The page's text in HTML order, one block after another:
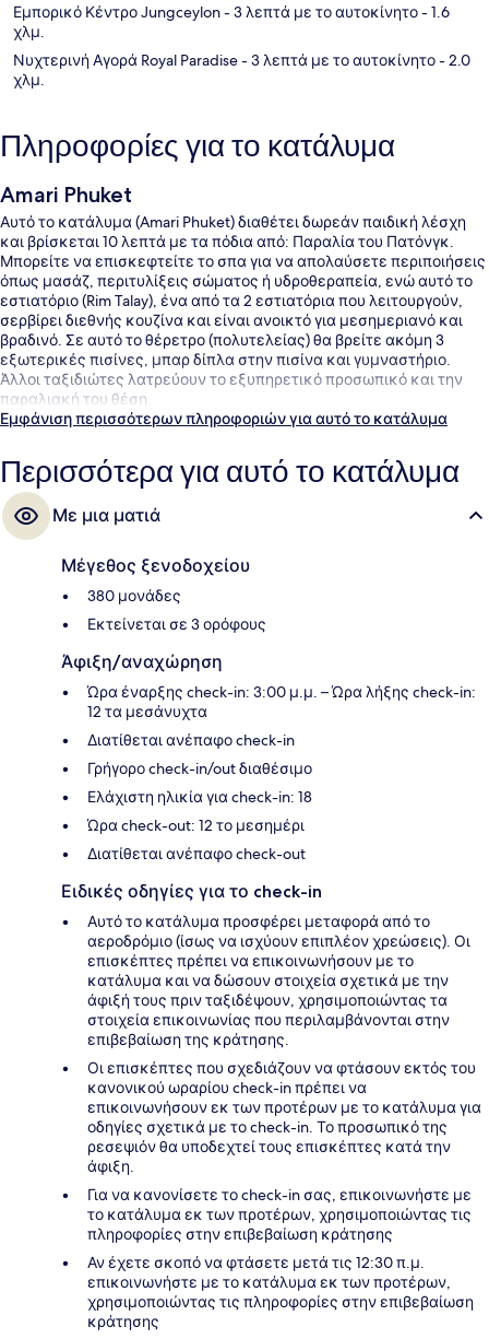
Εμπορικό Κέντρο Jungceylon- 3 λεπτά με το αυτοκίνητο- 1.6
χλμ.
Νυχτερινή Αγορά Royal Paradise- 3 λεπτά με το αυτοκίνητο- 2.0
χλμ.
Πληροφορίες για το κατάλυμα
Amari Phuket
Αυτό το κατάλυμα (Amari Phuket) διαθέτει δωρεάν παιδική λέσχη
και βρίσκεται 10 λεπτά με τα πόδια από: Παραλία του Πατόνγκ.
Μπορείτε να επισκεφτείτε το σπα για να απολαύσετε περιποιήσεις
όπως μασάζ, περιτυλίξεις σώματος ή υδροθεραπεία, ενώ αυτό το
εστιατόριο (Rim Talay), ένα από τα 2 εστιατόρια που λειτουργούν,
σερβίρει διεθνής κουζίνα και είναι ανοικτό για μεσημεριανό και
βραδινό. Σε αυτό το θέρετρο (πολυτελείας) θα βρείτε ακόμη 3
εξωτερικές πισίνες, μπαρ δίπλα στην πισίνα και γυμναστήριο.
Άλλοι ταξιδιώτες λατρεύουν το εξυπηρετικό προσωπικό και την
παραλιακή του θέση.
Εμφάνιση περισσότερων πληροφοριών για αυτό το κατάλυμα
Περισσότερα για αυτό το κατάλυμα
Με μια ματιά
Μέγεθος ξενοδοχείου
380 μονάδες
Εκτείνεται σε 3 ορόφους
Άφιξη/αναχώρηση
Ώρα έναρξης check-in: 3:00 μ.μ. – Ώρα λήξης check-in:
12 τα μεσάνυχτα
Διατίθεται ανέπαφο check-in
Γρήγορο check-in/out διαθέσιμο
Ελάχιστη ηλικία για check-in: 18
Ώρα check-out: 12 το μεσημέρι
Διατίθεται ανέπαφο check-out
Ειδικές οδηγίες για το check-in
Αυτό το κατάλυμα προσφέρει μεταφορά από το
αεροδρόμιο (ίσως να ισχύουν επιπλέον χρεώσεις). Οι
επισκέπτες πρέπει να επικοινωνήσουν με το
κατάλυμα και να δώσουν στοιχεία σχετικά με την
άφιξή τους πριν ταξιδέψουν, χρησιμοποιώντας τα
στοιχεία επικοινωνίας που περιλαμβάνονται στην
επιβεβαίωση της κράτησης.
Οι επισκέπτες που σχεδιάζουν να φτάσουν εκτός του
κανονικού ωραρίου check-in πρέπει να
επικοινωνήσουν εκ των προτέρων με το κατάλυμα για
οδηγίες σχετικά με το check-in. Το προσωπικό της
ρεσεψιόν θα υποδεχτεί τους επισκέπτες κατά την
άφιξη.
Για να κανονίσετε το check-in σας, επικοινωνήστε με
το κατάλυμα εκ των προτέρων, χρησιμοποιώντας τις
πληροφορίες στην επιβεβαίωση κράτησης
Αν έχετε σκοπό να φτάσετε μετά τις 12:30 π.μ.
επικοινωνήστε με το κατάλυμα εκ των προτέρων,
χρησιμοποιώντας τις πληροφορίες στην επιβεβαίωση
κράτησης